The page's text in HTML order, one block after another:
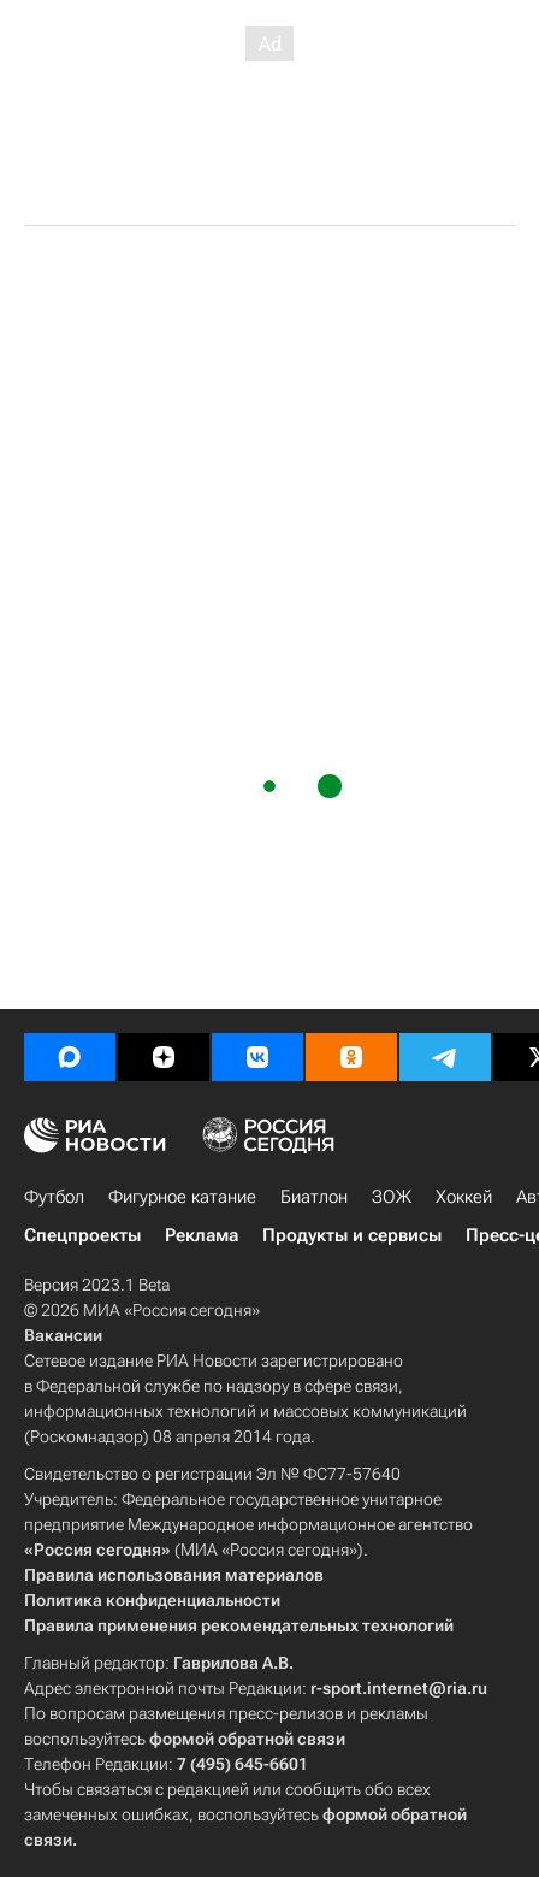
Футбол Фигурное катание Биатлон ЗОЖ Хоккей
Спецпроекты
Реклама Продукты и сервисы Пресс-
Версия 2023.1 Beta
© 2026 МИА «Россия сегодня»
Вакансии
Сетевое издание РИА Новости зарегистрировано
в Федеральной службе по надзору в сфере связи,
информационных технологий и массовых коммуникаций
(Роскомнадзор) 08 апреля 2014 года.
Свидетельство о регистрации Эл № ФС77-57640
Учредитель: Федеральное государственное унитарное
предприятие Международное информационное агентство
«Россия сегодня» (МИА «Россия сегодня»).
Правила использования материалов
Политика конфиденциальности
Правила применения рекомендательных технологий
Главный редактор: Гаврилова А.В.
Адрес электронной почты Редакции: r-sport.internet@ria.ru
По вопросам размещения пресс-релизов и рекламы
воспользуйтесьформой обратной связи
Телефон Редакции: 7 (495) 645-6601
Чтобы связаться с редакцией или сообщить обо всех
замеченных ошибках, воспользуйтесьформой обратной
связи.